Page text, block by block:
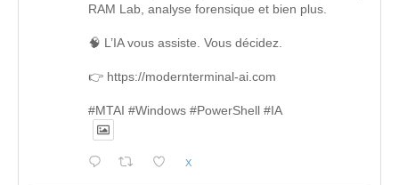
RAM Lab, analyse forensique et bien plus.
🧠 L’IA vous assiste. Vous décidez.
👉 https://modernterminal-ai.com
#MTAI #Windows #PowerShell #IA
X